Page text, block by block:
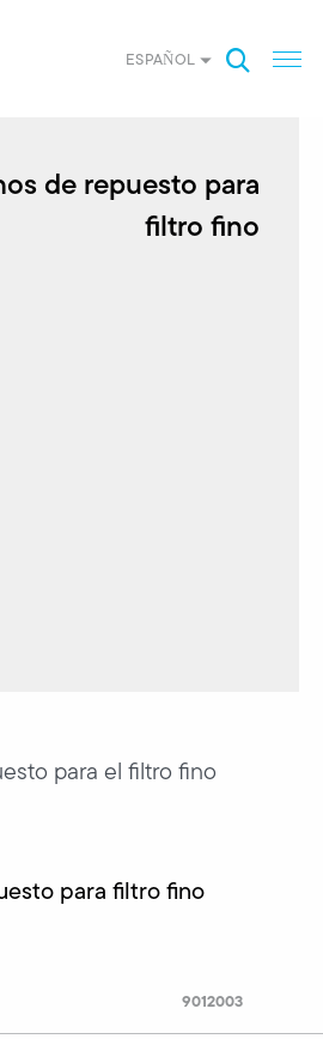
ESPAÑOL
de repuesto para
filtro fino
para el filtro fino
para filtro fino
9012003